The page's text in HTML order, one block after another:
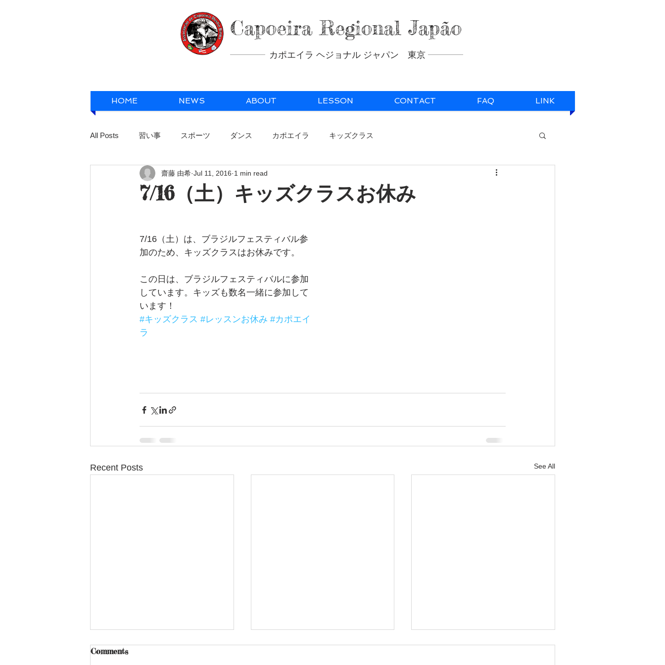
Capoeira Regional Japão
カポエイラ ヘジョナル ジャパン 東京
HOME NEWS ABOUT LESSON CONTACT FAQ LINK
All Posts 習い事 スポーツ ダンス カポエイラ キッズクラス
7/16（土）キッズクラスお休み
齋藤 由希 Jul 11, 2016 1 min read
7/16（土）は、ブラジルフェスティバル参
加のため、キッズクラスはお休みです。
この日は、ブラジルフェスティバルに参加
しています。キッズも数名一緒に参加して
います！
#キッズクラス #レッスンお休み #カポエイ
ラ
Recent Posts See All
Comments